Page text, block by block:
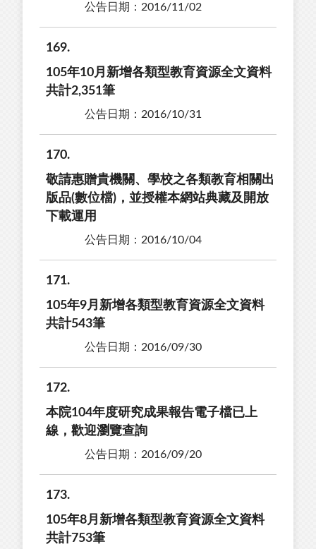
公告日期：2016/11/02
169
105年10月新增各類型教育資源全文資料
共計2,351筆
公告日期：2016/10/31
170
敬請惠贈貴機關、學校之各類教育相關出
版品(數位檔)，並授權本網站典藏及開放
下載運用
公告日期：2016/10/04
171
105年9月新增各類型教育資源全文資料
共計543筆
公告日期：2016/09/30
172
本院104年度研究成果報告電子檔已上
線，歡迎瀏覽查詢
公告日期：2016/09/20
173
105年8月新增各類型教育資源全文資料
共計753筆